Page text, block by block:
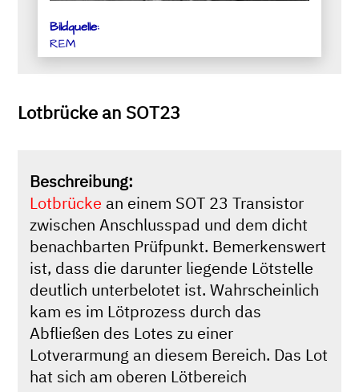
Bildquelle:
REM
Lotbrücke an SOT23
Beschreibung:
Lotbrücke an einem SOT 23 Transistor
zwischen Anschlusspad und dem dicht
benachbarten Prüfpunkt. Bemerkenswert
ist, dass die darunter liegende Lötstelle
deutlich unterbelotet ist. Wahrscheinlich
kam es im Lötprozess durch das
Abfließen des Lotes zu einer
Lotverarmung an diesem Bereich. Das Lot
hat sich am oberen Lötbereich